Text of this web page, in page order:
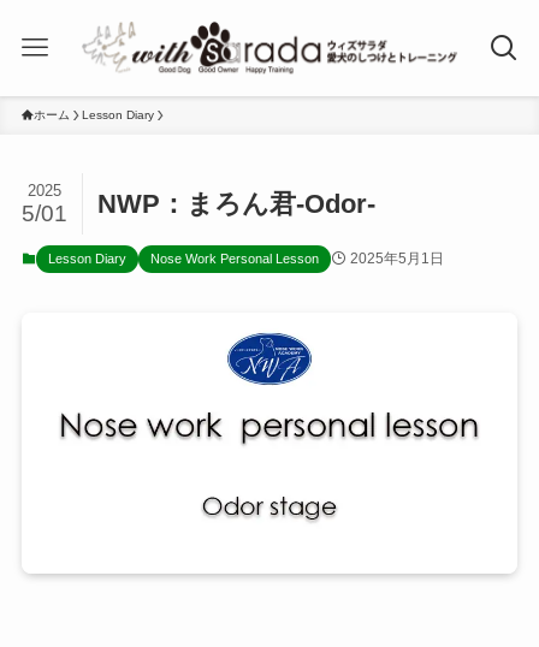
ホーム Lesson Diary
NWP：まろん君-Odor-
2025
5/01
Lesson Diary Nose Work Personal Lesson 2025年5月1日